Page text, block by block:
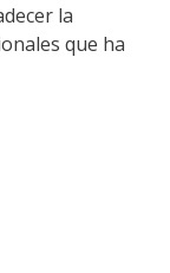
la
que ha